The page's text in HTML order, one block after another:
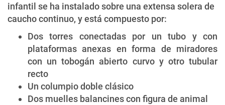
infantil se ha instalado sobre una extensa solera de
caucho continuo, y está compuesto por:
Dos torres conectadas por un tubo y con
plataformas anexas en forma de miradores
con un tobogán abierto curvo y otro tubular
recto
Un columpio doble clásico
Dos muelles balancines con figura de animal